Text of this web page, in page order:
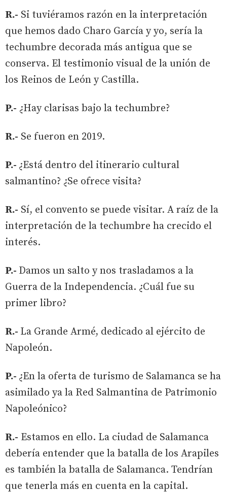
R.- Si tuviéramos razón en la interpretación
que hemos dado Charo García y yo, sería la
techumbre decorada más antigua que se
conserva. El testimonio visual de la unión de
los Reinos de León y Castilla.
P.- ¿Hay clarisas bajo la techumbre?
R.- Se fueron en 2019.
P.- ¿Está dentro del itinerario cultural
salmantino? ¿Se ofrece visita?
R.- Sí, el convento se puede visitar. A raíz de la
interpretación de la techumbre ha crecido el
interés.
P.- Damos un salto y nos trasladamos a la
Guerra de la Independencia. ¿Cuál fue su
primer libro?
R.- La Grande Armé, dedicado al ejército de
Napoleón.
P.- ¿En la oferta de turismo de Salamanca se ha
asimilado ya la Red Salmantina de Patrimonio
Napoleónico?
R.- Estamos en ello. La ciudad de Salamanca
debería entender que la batalla de los Arapiles
es también la batalla de Salamanca. Tendrían
que tenerla más en cuenta en la capital.